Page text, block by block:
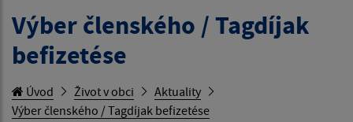
Výber členského / Tagdíjak
befizetése
Úvod Život v obci
Aktuality
Výber členského / Tagdíjak befizetése